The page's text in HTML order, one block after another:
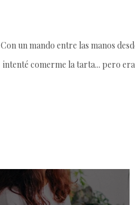
Con un mando entre las manos
intenté comerme la tarta... pero